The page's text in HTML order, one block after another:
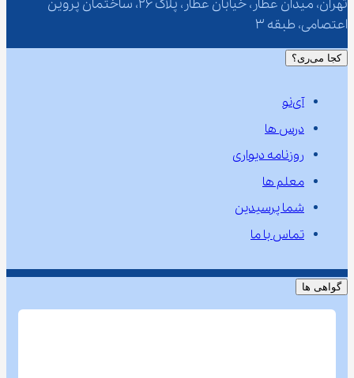
تهران، میدان عطار، خیابان عطار، پلاک 26، ساختمان پروین
اعتصامی، طبقه 3
کجا می‌ری؟
آی‌نو
درس ها
روزنامه دیواری
معلم ها
شما پرسیدین
تماس با ما
گواهی ها